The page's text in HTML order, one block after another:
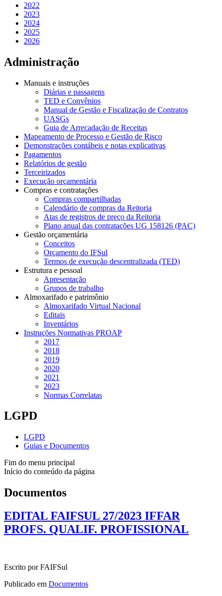
2022
2023
2024
2025
2026
Administração
Manuais e instruções
Diárias e passagens
TED e Convênios
Manual de Gestão e Fiscalização de Contratos
UASGs
Guia de Arrecadação de Receitas
Mapeamento de Processo e Gestão de Risco
Demonstrações contábeis e notas explicativas
Pagamentos
Relatórios de gestão
Terceirizados
Execução orçamentária
Compras e contratações
Compras compartilhadas
Calendário de compras da Reitoria
Atas de registros de preço da Reitoria
Plano anual das contratações UG 158126 (PAC)
Gestão orçamentária
Conceitos
Orçamento do IFSul
Termos de execução descentralizada (TED)
Estrutura e pessoal
Apresentação
Grupos de trabalho
Almoxarifado e patrimônio
Almoxarifado Virtual Nacional
Editais
Inventários
Instruções Normativas PROAP
2017
2018
2019
2020
2021
2023
Normas Correlatas
LGPD
LGPD
Guias e Documentos
Fim do menu principal
Início do conteúdo da página
Documentos
EDITAL FAIFSUL 27/2023 IFFAR
PROFS. QUALIF. PROFISSIONAL
Escrito por FAIFSul
Publicado em Documentos